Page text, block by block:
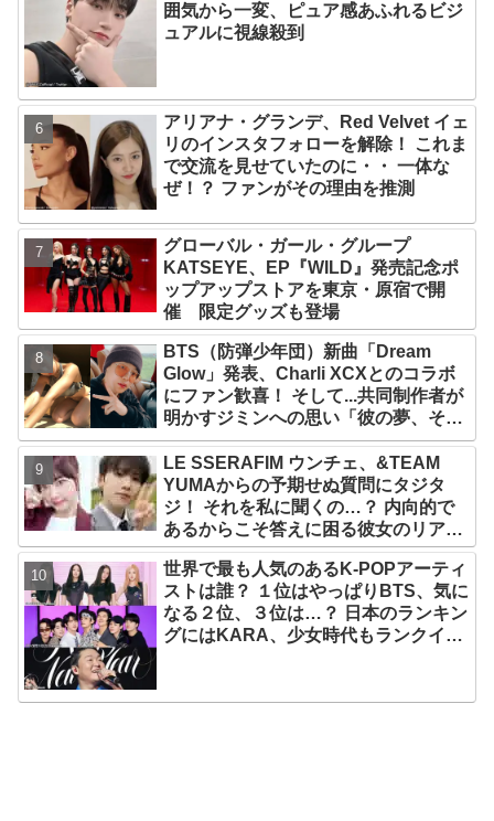
囲気から一変、ピュア感あふれるビジ
ュアルに視線殺到
アリアナ・グランデ、Red Velvet イェ
リのインスタフォローを解除！ これま
で交流を見せていたのに・・ 一体な
ぜ！？ ファンがその理由を推測
グローバル・ガール・グループ
KATSEYE、EP『WILD』発売記念ポ
ップアップストアを東京・原宿で開
催 限定グッズも登場
BTS（防弾少年団）新曲「Dream
Glow」発表、Charli XCXとのコラボ
にファン歓喜！ そして...共同制作者が
明かすジミンへの思い「彼の夢、そし
て彼の絶望から生まれた歌」
LE SSERAFIM ウンチェ、&TEAM
YUMAからの予期せぬ質問にタジタ
ジ！ それを私に聞くの…？ 内向的で
あるからこそ答えに困る彼女のリアク
ションがかわいすぎる
世界で最も人気のあるK-POPアーティ
ストは誰？ １位はやっぱりBTS、気に
なる２位、３位は…？ 日本のランキン
グにはKARA、少女時代もランクイ